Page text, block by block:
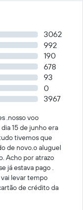
3062
992
190
678
93
0
3967
.nosso voo
15 de junho era
tivemos que
de novo.o aluguel
Acho por atrazo
já estava pago .
levar tempo
de crédito da